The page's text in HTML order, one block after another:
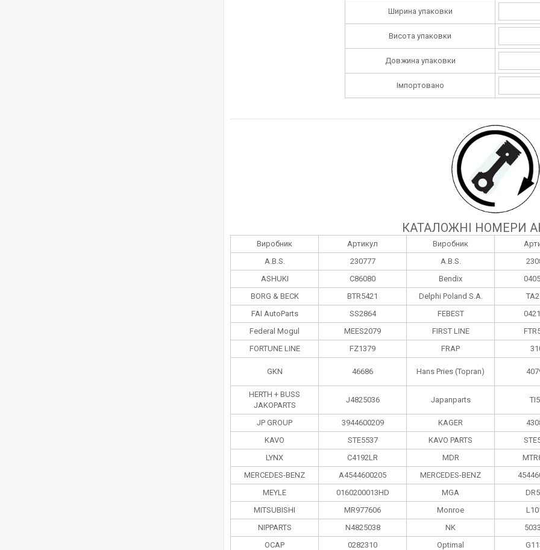
Ширина упаковки
Висота упаковки
Довжина упаковки
Імпортовано
КАТАЛОЖНІ НОМЕРИ
Виробник Артикул Виробник
A.B.S.
230777 A.B.S.
ASHUKI
C86080 Bendix
BORG & BECK
BTR5421 Delphi Poland S.А.
FAI AutoParts
SS2864 FEBEST
Federal Mogul
MEES2079 FIRST LINE
FORTUNE LINE
FZ1379 FRAP
GKN 46686 Hans Pries (Topran)
HERTH + BUSS
JAKOPARTS
J4825036 Japanparts
JP GROUP 3944600209 KAGER
KAVO
STE5537 KAVO PARTS
LYNX
C4192LR MDR
MERCEDES-BENZ
A4544600205 MERCEDES-BENZ
MEYLE
0160200013HD MGA
MITSUBISHI
MR977606 Monroe
NIPPARTS
N4825038 NK
OCAP
0282310 Optimal